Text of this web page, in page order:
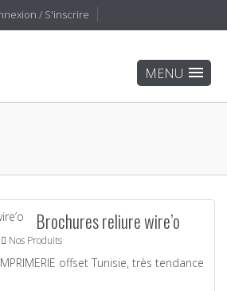
/ S'inscrire
Brochures reliure wire’o
Nos Produits
offset Tunisie, très tendance